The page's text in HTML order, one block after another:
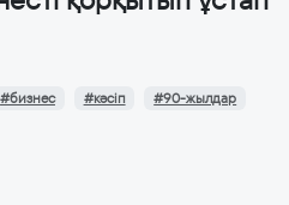
#бизнес #кәсіп
#90-жылдар